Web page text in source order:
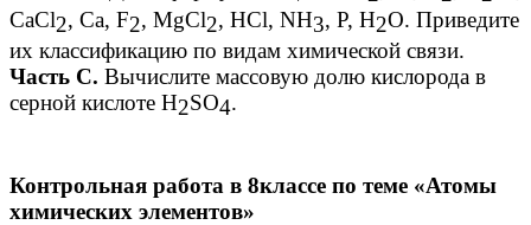
CaCl2, Ca, F2, MgCl2, HCl, NH3, Р, Н2О. Приведите
их классификацию по видам химической связи.
Часть С. Вычислите массовую долю кислорода в
серной кислоте H2SO4.
Контрольная работа в 8классе по теме «Атомы
химических элементов»